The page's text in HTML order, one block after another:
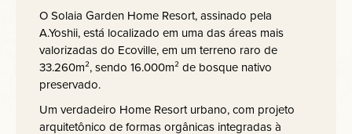
O Solaia Garden Home Resort, assinado pela
A.Yoshii, está localizado em uma das áreas mais
valorizadas do Ecoville, em um terreno raro de
33.260m², sendo 16.000m² de bosque nativo
preservado.
Um verdadeiro Home Resort urbano, com projeto
arquitetônico de formas orgânicas integradas à